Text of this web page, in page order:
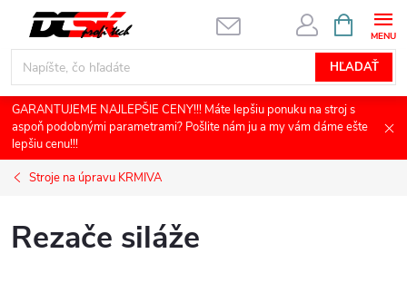
obsah
HĽADAŤ
KOŠÍK
GARANTUJEME NAJLEPŠIE CENY!!! Máte lepšiu ponuku na stroj s
aspoň podobnými parametrami? Pošlite nám ju a my vám dáme ešte
lepšiu cenu!!!
Stroje na úpravu KRMIVA
Rezače siláže